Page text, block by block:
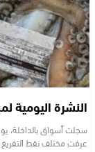
النشرة اليومية
عرفت مختلف نقط